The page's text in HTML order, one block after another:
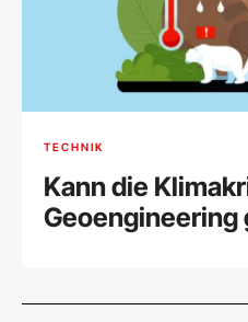
TECHNIK
Kann die
Geoengineering